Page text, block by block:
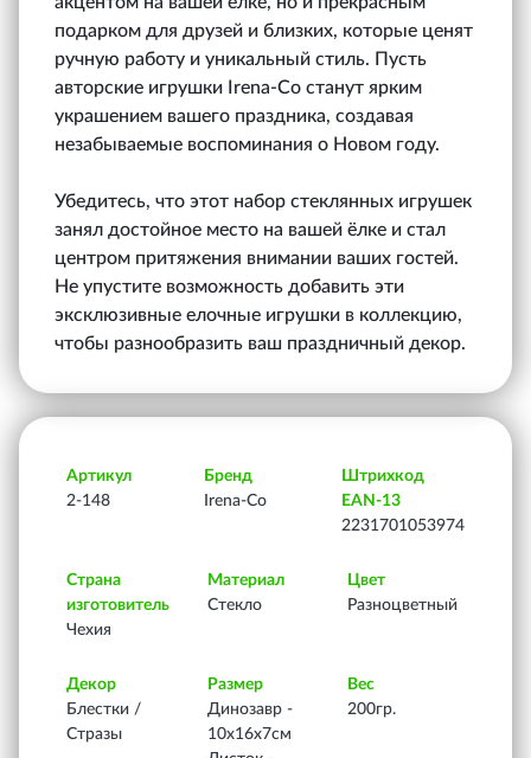
подарком для друзей и близких, которые ценят
ручную работу и уникальный стиль. Пусть
авторские игрушки Irena-Co станут ярким
украшением вашего праздника, создавая
незабываемые воспоминания о Новом году.
Убедитесь, что этот набор стеклянных игрушек
занял достойное место на вашей ёлке и стал
центром притяжения внимании ваших гостей.
Не упустите возможность добавить эти
эксклюзивные елочные игрушки в коллекцию,
чтобы разнообразить ваш праздничный декор.
Артикул
2-148
Бренд
Irena-Co
Штрихкод
EAN-13
2231701053974
Страна
изготовитель
Чехия
Материал
Стекло
Цвет
Разноцветный
Декор
Блестки /
Стразы
Размер
Динозавр -
10х16х7см
Вес
200гр.